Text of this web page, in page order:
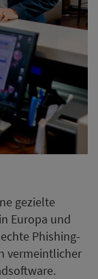
gezielte
Europa und
Phishing-
vermeintlicher